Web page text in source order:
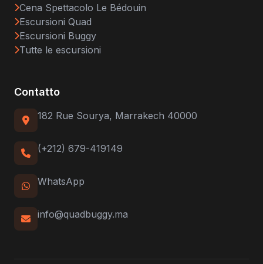
Cena Spettacolo Le Bédouin
Escursioni Quad
Escursioni Buggy
Tutte le escursioni
Contatto
182 Rue Sourya, Marrakech 40000
(+212) 679-419149
WhatsApp
info@quadbuggy.ma